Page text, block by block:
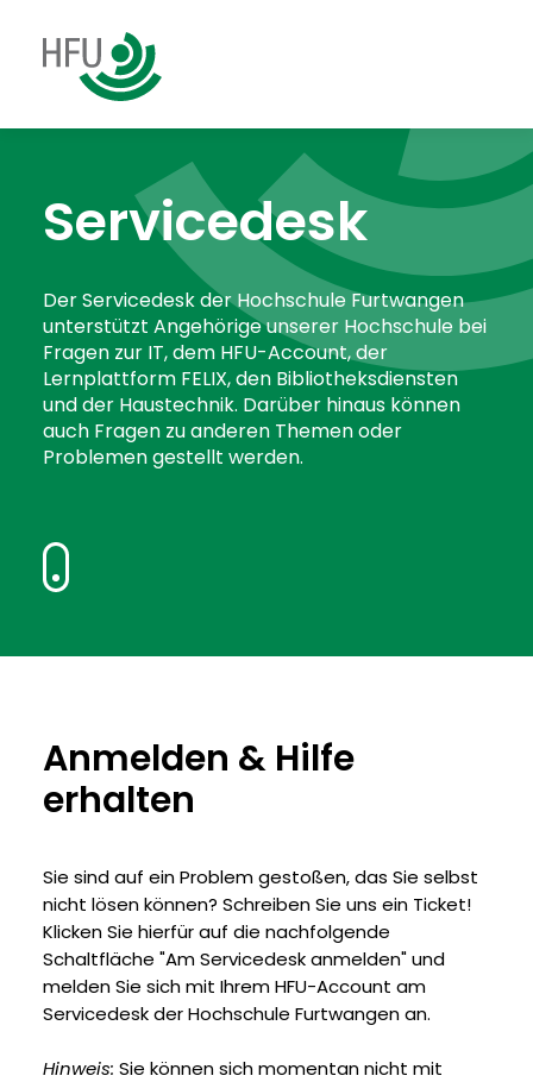
Servicedesk
Der Servicedesk der Hochschule Furtwangen
unterstützt Angehörige unserer Hochschule bei
Fragen zur IT, dem HFU-Account, der
Lernplattform FELIX, den Bibliotheksdiensten
und der Haustechnik. Darüber hinaus können
auch Fragen zu anderen Themen oder
Problemen gestellt werden.
Zum
Inhalt
Anmelden & Hilfe
erhalten
Sie sind auf ein Problem gestoßen, das Sie selbst
nicht lösen können? Schreiben Sie uns ein Ticket!
Klicken Sie hierfür auf die nachfolgende
Schaltfläche "Am Servicedesk anmelden" und
melden Sie sich mit Ihrem HFU-Account am
Servicedesk der Hochschule Furtwangen an.
Hinweis: Sie können sich momentan nicht mit